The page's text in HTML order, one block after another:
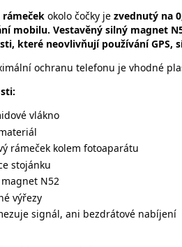
rámeček okolo čočky je zvednutý na
mobilu. Vestavěný silný magnet
které neovlivňují používání GPS,
ochranu telefonu je vhodné
vlákno
rámeček kolem fotoaparátu
stojánku
N52
výřezy
signál, ani bezdrátové nabíjení